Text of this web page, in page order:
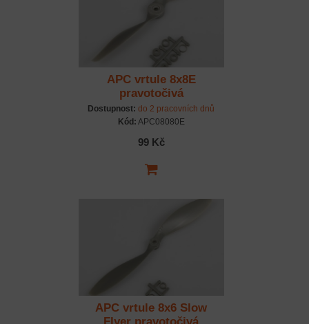
APC vrtule 8x8E
pravotočivá
Dostupnost: do 2 pracovních dnů
Kód: APC08080E
99 Kč
APC vrtule 8x6 Slow